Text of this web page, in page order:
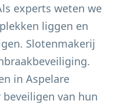
experts weten we
liggen en
Slotenmakerij
in Aspelare
van hun